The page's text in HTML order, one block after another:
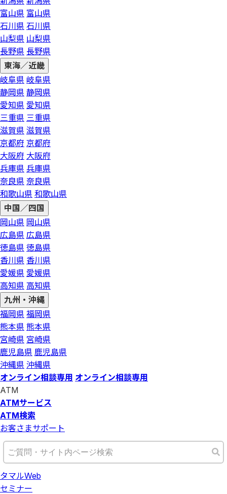
富山県 富山県
石川県 石川県
山梨県 山梨県
長野県 長野県
東海／近畿
岐阜県 岐阜県
静岡県 静岡県
愛知県 愛知県
三重県 三重県
滋賀県 滋賀県
京都府 京都府
大阪府 大阪府
兵庫県 兵庫県
奈良県 奈良県
和歌山県 和歌山県
中国／四国
岡山県 岡山県
広島県 広島県
徳島県 徳島県
香川県 香川県
愛媛県 愛媛県
高知県 高知県
九州・沖縄
福岡県 福岡県
熊本県 熊本県
宮崎県 宮崎県
鹿児島県 鹿児島県
沖縄県 沖縄県
オンライン相談専用 オンライン相談専用
ATM
ATMサービス
ATM検索
お客さまサポート
タマルWeb
セミナー